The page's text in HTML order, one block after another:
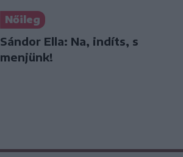
Nőileg
Sándor Ella: Na, indíts, s
menjünk!